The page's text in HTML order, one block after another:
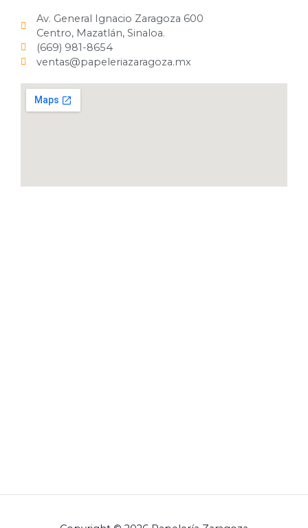
Av. General Ignacio Zaragoza 600
Centro, Mazatlán, Sinaloa.
(669) 981-8654
ventas@papeleriazaragoza.mx